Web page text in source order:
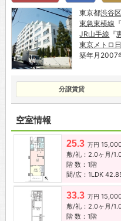
東京都渋谷
東急東横線
JR山手線 『
東京メトロ
築年月2007
分譲賃貸
空室情報
25.3 万円
敷/礼：2.0ヶ月/
階 数：1階
間/広：1LDK
33.3 万円
敷/礼：2.0ヶ月/
階 数：1階